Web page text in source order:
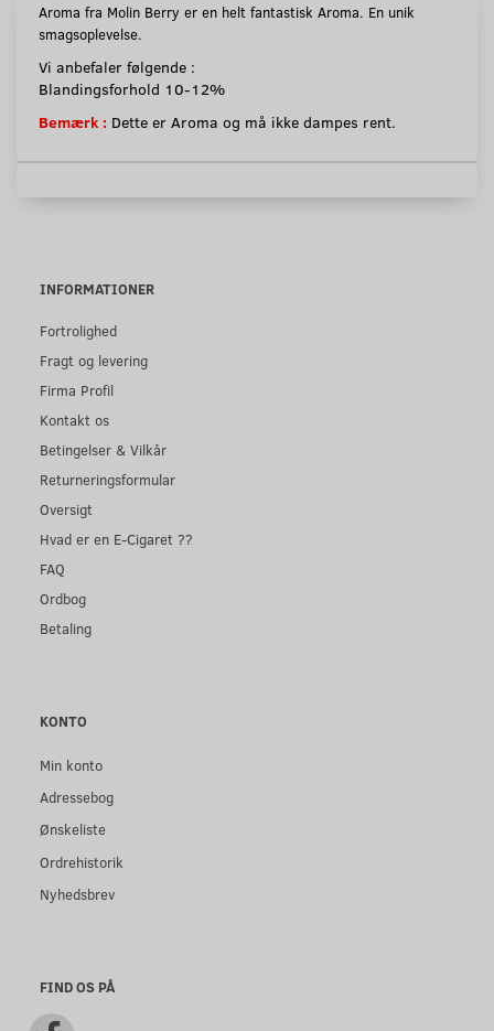
Aroma fra Molin Berry er en helt fantastisk Aroma. En unik
smagsoplevelse.
Vi anbefaler følgende :
Blandingsforhold 10-12%
Bemærk : Dette er Aroma og må ikke dampes rent.
INFORMATIONER
Fortrolighed
Fragt og levering
Firma Profil
Kontakt os
Betingelser & Vilkår
Returneringsformular
Oversigt
Hvad er en E-Cigaret ??
FAQ
Ordbog
Betaling
KONTO
Min konto
Adressebog
Ønskeliste
Ordrehistorik
Nyhedsbrev
FIND OS PÅ